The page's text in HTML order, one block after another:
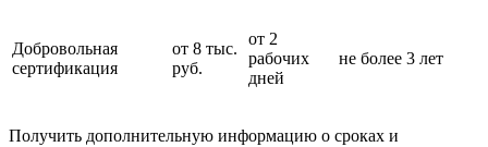
Добровольная
сертификация
от 8 тыс.
руб.
от 2
рабочих
дней
не более 3 лет
Получить дополнительную информацию о сроках и